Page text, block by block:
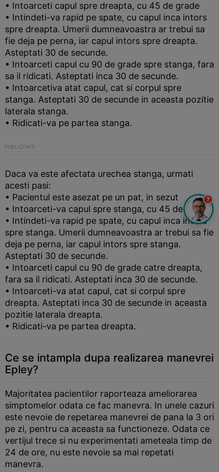
• Intoarceti capul spre dreapta, cu 45 de grade
• Intindeti-va rapid pe spate, cu capul inca intors
spre dreapta. Umerii dumneavoastra ar trebui sa
fie deja pe perna, iar capul intors spre dreapta.
Asteptati 30 de secunde.
• Intoarceti capul cu 90 de grade spre stanga, fara
sa il ridicati. Asteptati inca 30 de secunde.
• Intoarcetiva atat capul, cat si corpul spre
stanga. Asteptati 30 de secunde in aceasta pozitie
laterala stanga.
• Ridicati-va pe partea stanga.
Daca va este afectata urechea stanga, urmati
acesti pasi:
• Pacientul este asezat pe un pat, in sezut
• Intoarceti-va capul spre stanga, cu 45 de grade
• Intindeti-va rapid pe spate, cu capul inca intors
spre stanga. Umerii dumneavoastra ar trebui sa fie
deja pe perna, iar capul intors spre stanga.
Asteptati 30 de secunde.
• Intoarceti capul cu 90 de grade catre dreapta,
fara sa il ridicati. Asteptati inca 30 de secunde.
• Intoarceti-va atat capul, cat si corpul spre
dreapta. Asteptati inca 30 de secunde in aceasta
pozitie laterala dreapta.
• Ridicati-va pe partea dreapta.
Ce se intampla dupa realizarea manevrei
Epley?
Majoritatea pacientilor raporteaza ameliorarea
simptomelor odata ce fac manevra. In unele cazuri
este nevoie de repetarea manevrei de pana la 3 ori
pe zi, pentru ca aceasta sa functioneze. Odata ce
vertijul trece si nu experimentati ameteala timp de
24 de ore, nu este nevoie sa mai repetati
manevra.
?